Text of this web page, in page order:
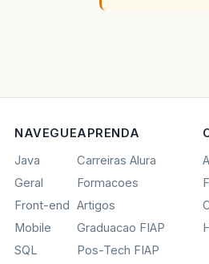
NAVEGUE
Java
Geral
Front-end
Mobile
SQL
APRENDA
Carreiras Alura
Formacoes
Artigos
Graduacao FIAP
Pos-Tech FIAP